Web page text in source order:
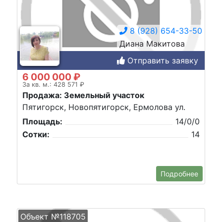
8 (928) 654-33-50
Диана Макитова
Отправить заявку
6 000 000 ₽
За кв. м.: 428 571 ₽
Продажа: Земельный участок
Пятигорск, Новопятигорск, Ермолова ул.
Площадь:
14/0/0
Сотки:
14
Подробнее
Объект №118705